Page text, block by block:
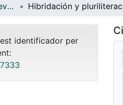
Articles publicats en revistes (Educació Lingüística, Científica i Matemàtica)
identificador per